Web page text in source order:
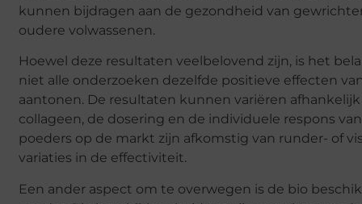
kunnen bijdragen aan de gezondheid van
oudere volwassenen.
Hoewel deze resultaten veelbelovend zijn, is het
niet alle onderzoeken dezelfde positieve effecten
aantonen. De resultaten kunnen variëren
collageen, de dosering en de individuele respons
poeders op de markt zijn afkomstig van runder- of
variaties in de effectiviteit.
Een ander aspect om te overwegen is de bio